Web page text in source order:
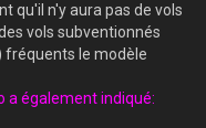
qu'il n'y aura pas de vols
vols subventionnés
fréquents le modèle
a également indiqué: